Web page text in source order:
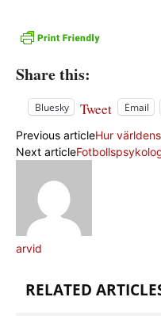
Share this:
Bluesky Tweet Email
Previous articleHur
Next article
arvid
RELATED